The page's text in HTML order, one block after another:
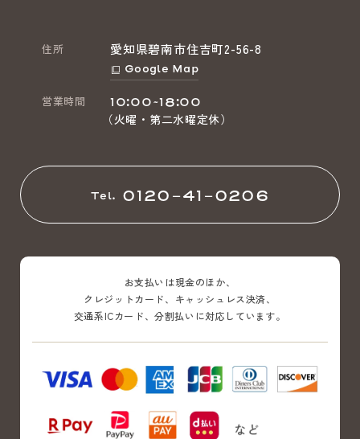
住所 愛知県碧南市住吉町2-56-8
Google Map
営業時間 10:00~18:00
（火曜・第二水曜定休）
Tel. 0120-41-0206
お支払いは現金のほか、
クレジットカード、キャッシュレス決済、
交通系ICカード、分割払いに対応しています。